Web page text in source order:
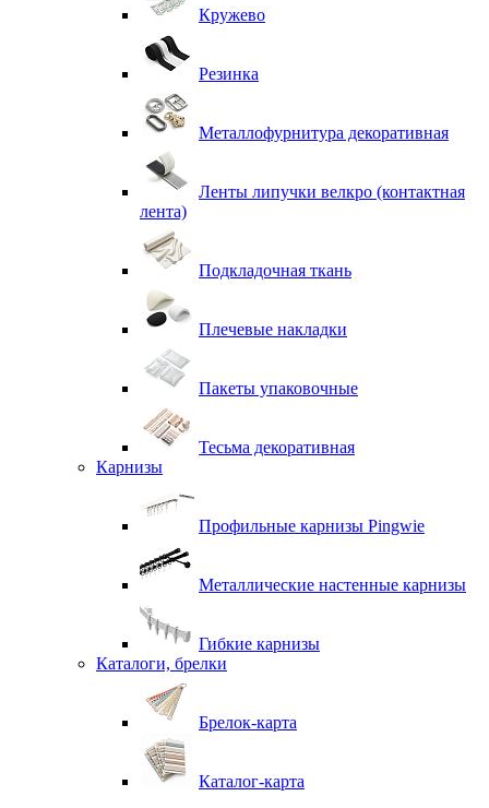
Кружево
Резинка
Металлофурнитура декоративная
Ленты липучки велкро (контактная
лента)
Подкладочная ткань
Плечевые накладки
Пакеты упаковочные
Тесьма декоративная
Карнизы
Профильные карнизы Pingwie
Металлические настенные карнизы
Гибкие карнизы
Каталоги, брелки
Брелок-карта
Каталог-карта